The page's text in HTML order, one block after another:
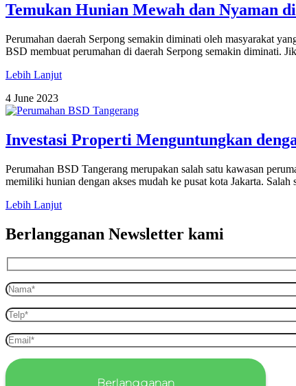
Temukan Hunian Mewah dan Nyaman
Perumahan daerah Serpong semakin diminati oleh masyarakat
BSD membuat perumahan di daerah Serpong semakin diminati.
Lebih Lanjut
4 June 2023
Investasi Properti Menguntungkan
Perumahan BSD Tangerang merupakan salah satu kawasan
memiliki hunian dengan akses mudah ke pusat kota Jakarta.
Lebih Lanjut
Berlangganan Newsletter kami